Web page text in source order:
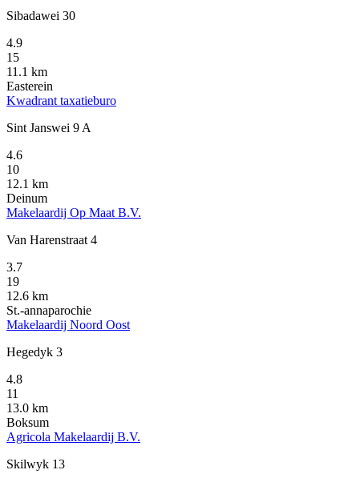
Sibadawei 30
4.9
15
11.1 km
Easterein
Kwadrant taxatieburo
Sint Janswei 9 A
4.6
10
12.1 km
Deinum
Makelaardij Op Maat B.V.
Van Harenstraat 4
3.7
19
12.6 km
St.-annaparochie
Makelaardij Noord Oost
Hegedyk 3
4.8
11
13.0 km
Boksum
Agricola Makelaardij B.V.
Skilwyk 13